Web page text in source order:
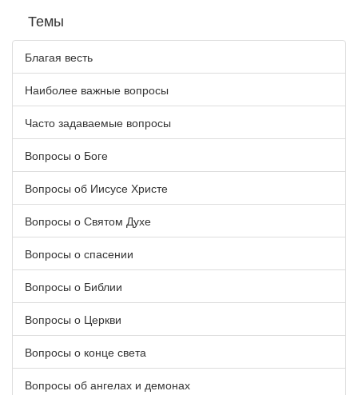
Темы
Благая весть
Наиболее важные вопросы
Часто задаваемые вопросы
Вопросы о Боге
Вопросы об Иисусе Христе
Вопросы о Святом Духе
Вопросы о спасении
Вопросы о Библии
Вопросы о Церкви
Вопросы о конце света
Вопросы об ангелах и демонах